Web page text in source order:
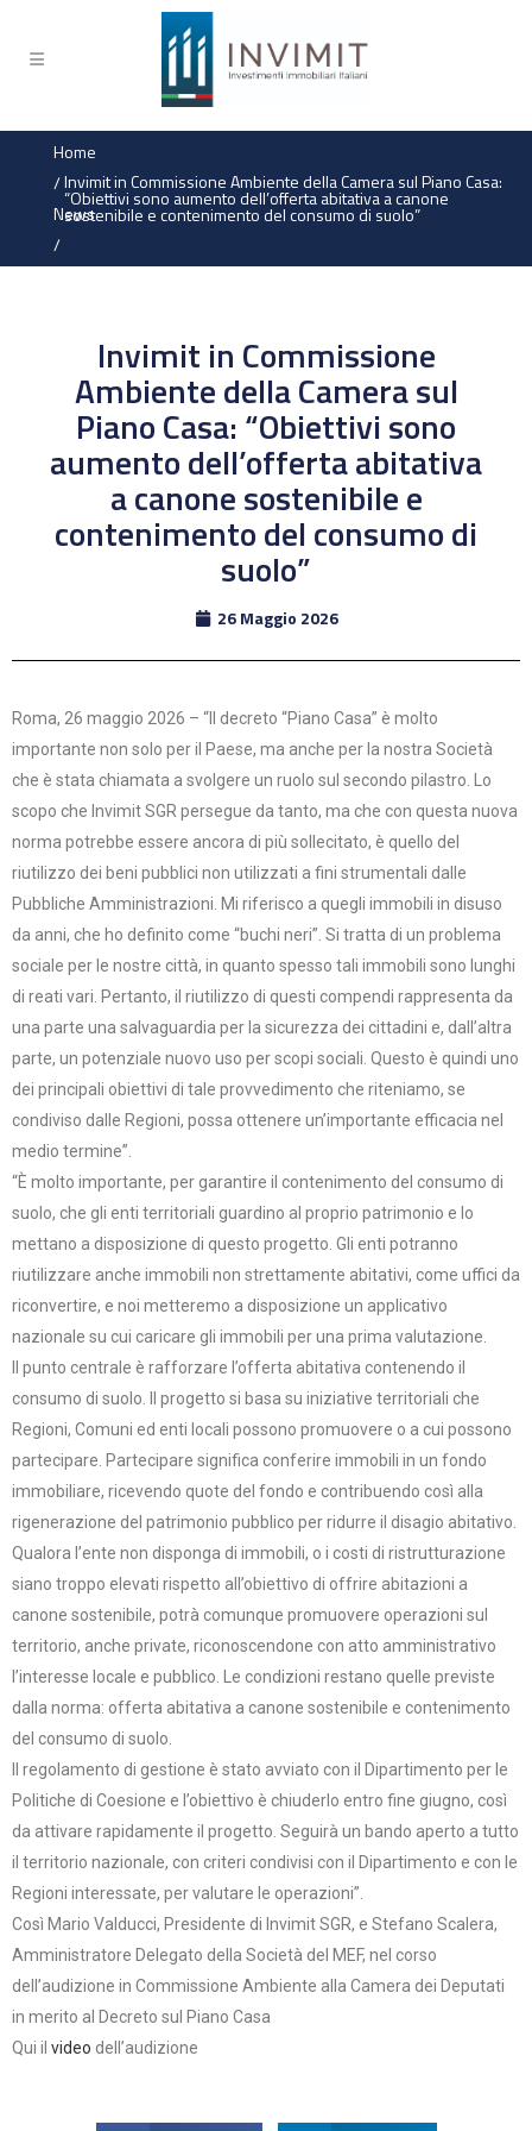
Home
/
News
/
Invimit in Commissione Ambiente della Camera sul Piano Casa:
“Obiettivi sono aumento dell’offerta abitativa a canone
sostenibile e contenimento del consumo di suolo”
Invimit in Commissione
Ambiente della Camera sul
Piano Casa: “Obiettivi sono
aumento dell’offerta abitativa
a canone sostenibile e
contenimento del consumo di
suolo”
26 Maggio 2026
Roma, 26 maggio 2026 – “Il decreto “Piano Casa” è molto
importante non solo per il Paese, ma anche per la nostra Società
che è stata chiamata a svolgere un ruolo sul secondo pilastro. Lo
scopo che Invimit SGR persegue da tanto, ma che con questa nuova
norma potrebbe essere ancora di più sollecitato, è quello del
riutilizzo dei beni pubblici non utilizzati a fini strumentali dalle
Pubbliche Amministrazioni. Mi riferisco a quegli immobili in disuso
da anni, che ho definito come “buchi neri”. Si tratta di un problema
sociale per le nostre città, in quanto spesso tali immobili sono lunghi
di reati vari. Pertanto, il riutilizzo di questi compendi rappresenta da
una parte una salvaguardia per la sicurezza dei cittadini e, dall’altra
parte, un potenziale nuovo uso per scopi sociali. Questo è quindi uno
dei principali obiettivi di tale provvedimento che riteniamo, se
condiviso dalle Regioni, possa ottenere un’importante efficacia nel
medio termine”.
“È molto importante, per garantire il contenimento del consumo di
suolo, che gli enti territoriali guardino al proprio patrimonio e lo
mettano a disposizione di questo progetto. Gli enti potranno
riutilizzare anche immobili non strettamente abitativi, come uffici da
riconvertire, e noi metteremo a disposizione un applicativo
nazionale su cui caricare gli immobili per una prima valutazione.
Il punto centrale è rafforzare l’offerta abitativa contenendo il
consumo di suolo. Il progetto si basa su iniziative territoriali che
Regioni, Comuni ed enti locali possono promuovere o a cui possono
partecipare. Partecipare significa conferire immobili in un fondo
immobiliare, ricevendo quote del fondo e contribuendo così alla
rigenerazione del patrimonio pubblico per ridurre il disagio abitativo.
Qualora l’ente non disponga di immobili, o i costi di ristrutturazione
siano troppo elevati rispetto all’obiettivo di offrire abitazioni a
canone sostenibile, potrà comunque promuovere operazioni sul
territorio, anche private, riconoscendone con atto amministrativo
l’interesse locale e pubblico. Le condizioni restano quelle previste
dalla norma: offerta abitativa a canone sostenibile e contenimento
del consumo di suolo.
Il regolamento di gestione è stato avviato con il Dipartimento per le
Politiche di Coesione e l’obiettivo è chiuderlo entro fine giugno, così
da attivare rapidamente il progetto. Seguirà un bando aperto a tutto
il territorio nazionale, con criteri condivisi con il Dipartimento e con le
Regioni interessate, per valutare le operazioni”.
Così Mario Valducci, Presidente di Invimit SGR, e Stefano Scalera,
Amministratore Delegato della Società del MEF, nel corso
dell’audizione in Commissione Ambiente alla Camera dei Deputati
in merito al Decreto sul Piano Casa
Qui il video dell’audizione